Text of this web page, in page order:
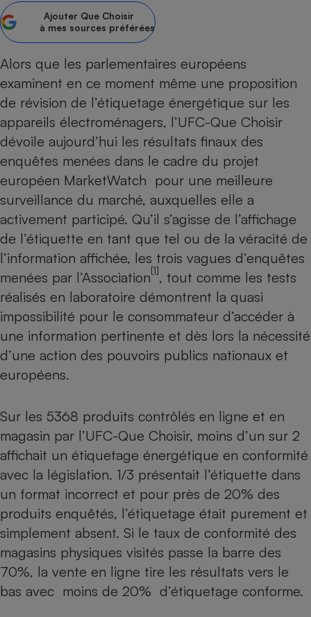
Ajouter Que Choisir
à mes sources préférées
Alors que les parlementaires européens
examinent en ce moment même une proposition
de révision de l’étiquetage énergétique sur les
appareils électroménagers, l’UFC-Que Choisir
dévoile aujourd’hui les résultats finaux des
enquêtes menées dans le cadre du projet
européen MarketWatch pour une meilleure
surveillance du marché, auxquelles elle a
activement participé. Qu’il s’agisse de l’affichage
de l’étiquette en tant que tel ou de la véracité de
l’information affichée, les trois vagues d’enquêtes
menées par l’Association[1], tout comme les tests
réalisés en laboratoire démontrent la quasi
impossibilité pour le consommateur d’accéder à
une information pertinente et dès lors la nécessité
d’une action des pouvoirs publics nationaux et
européens.
Sur les 5368 produits contrôlés en ligne et en
magasin par l’UFC-Que Choisir, moins d’un sur 2
affichait un étiquetage énergétique en conformité
avec la législation. 1/3 présentait l’étiquette dans
un format incorrect et pour près de 20% des
produits enquêtés, l’étiquetage était purement et
simplement absent. Si le taux de conformité des
magasins physiques visités passe la barre des
70%, la vente en ligne tire les résultats vers le
bas avec moins de 20% d’étiquetage conforme.
Supermarché - Drive
Complément
alimentaire
bouteille
Epargne - Fiscalité
Mutuelle
Banque
Pièce détachée
Moto
Comparateur auto
Supermarché - Drive
Comparatif
Comparatif plaque à
Comparatif hotte
Comparatif climatiseur
Comparatif aspirateur
Comparatif aspirateur
Comparatif cafetière
Comparatif robot cuiseur
Comparatif centrale
Gros électroménager
Petit électroménager -
Lave-linge
Électricité - Gaz
Comparatif casque audio
Comparatif barre de son
Comparatif imprimante
Comparatif ordinateur
Comparatif ultrabook
Comparatif tablette
Image et son
Informatique
Internet
Téléphonie
Téléviseur
Comparatif tondeuse
Comparatif poêle à
Comparatif radiateur
Aménagement
Bricolage - Jardinage
Chauffage
Produit d'entretien
Sécurité domestique
Matelas
Radiateur électrique
Hygiène - Beauté
Maladie - Médecine -
Système de santé -
Antimoustique
Retraite
Choisir son fioul
Choisir son pellet
Energie Moins Chère Ensemble
Tous les comparateurs
Toutes les cartes interactives
Speedtest - Testez le débit de votre
connexion Internet